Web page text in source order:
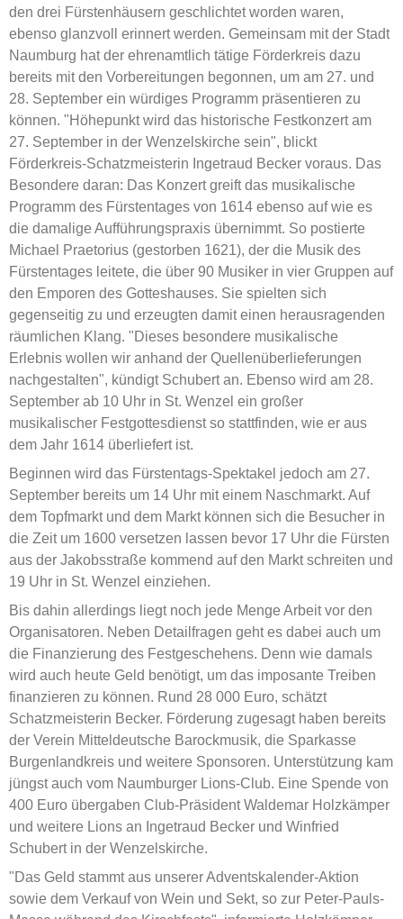
den drei Fürstenhäusern geschlichtet worden waren,
ebenso glanzvoll erinnert werden. Gemeinsam mit der Stadt
Naumburg hat der ehrenamtlich tätige Förderkreis dazu
bereits mit den Vorbereitungen begonnen, um am 27. und
28. September ein würdiges Programm präsentieren zu
können. "Höhepunkt wird das historische Festkonzert am
27. September in der Wenzelskirche sein", blickt
Förderkreis-Schatzmeisterin Ingetraud Becker voraus. Das
Besondere daran: Das Konzert greift das musikalische
Programm des Fürstentages von 1614 ebenso auf wie es
die damalige Aufführungspraxis übernimmt. So postierte
Michael Praetorius (gestorben 1621), der die Musik des
Fürstentages leitete, die über 90 Musiker in vier Gruppen auf
den Emporen des Gotteshauses. Sie spielten sich
gegenseitig zu und erzeugten damit einen herausragenden
räumlichen Klang. "Dieses besondere musikalische
Erlebnis wollen wir anhand der Quellenüberlieferungen
nachgestalten", kündigt Schubert an. Ebenso wird am 28.
September ab 10 Uhr in St. Wenzel ein großer
musikalischer Festgottesdienst so stattfinden, wie er aus
dem Jahr 1614 überliefert ist.
Beginnen wird das Fürstentags-Spektakel jedoch am 27.
September bereits um 14 Uhr mit einem Naschmarkt. Auf
dem Topfmarkt und dem Markt können sich die Besucher in
die Zeit um 1600 versetzen lassen bevor 17 Uhr die Fürsten
aus der Jakobsstraße kommend auf den Markt schreiten und
19 Uhr in St. Wenzel einziehen.
Bis dahin allerdings liegt noch jede Menge Arbeit vor den
Organisatoren. Neben Detailfragen geht es dabei auch um
die Finanzierung des Festgeschehens. Denn wie damals
wird auch heute Geld benötigt, um das imposante Treiben
finanzieren zu können. Rund 28 000 Euro, schätzt
Schatzmeisterin Becker. Förderung zugesagt haben bereits
der Verein Mitteldeutsche Barockmusik, die Sparkasse
Burgenlandkreis und weitere Sponsoren. Unterstützung kam
jüngst auch vom Naumburger Lions-Club. Eine Spende von
400 Euro übergaben Club-Präsident Waldemar Holzkämper
und weitere Lions an Ingetraud Becker und Winfried
Schubert in der Wenzelskirche.
"Das Geld stammt aus unserer Adventskalender-Aktion
sowie dem Verkauf von Wein und Sekt, so zur Peter-Pauls-